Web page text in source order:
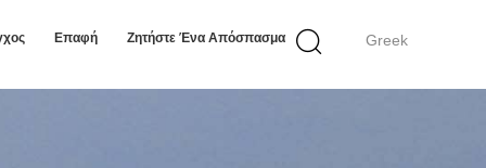
Greek
Επαφή Ζητήστε Ένα Απόσπασμα